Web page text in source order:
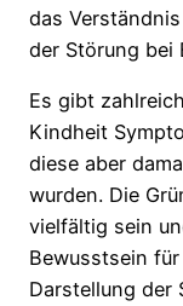
das
der Störung bei
Es gibt
Kindheit
diese aber
wurden. Die
vielfältig sein
Bewusstsein
Darstellung der